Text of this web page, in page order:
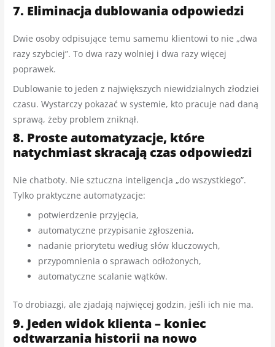
7. Eliminacja dublowania odpowiedzi
Dwie osoby odpisujące temu samemu klientowi to nie „dwa
razy szybciej”. To dwa razy wolniej i dwa razy więcej
poprawek.
Dublowanie to jeden z największych niewidzialnych złodziei
czasu. Wystarczy pokazać w systemie, kto pracuje nad daną
sprawą, żeby problem zniknął.
8. Proste automatyzacje, które
natychmiast skracają czas odpowiedzi
Nie chatboty. Nie sztuczna inteligencja „do wszystkiego”.
Tylko praktyczne automatyzacje:
potwierdzenie przyjęcia,
automatyczne przypisanie zgłoszenia,
nadanie priorytetu według słów kluczowych,
przypomnienia o sprawach odłożonych,
automatyczne scalanie wątków.
To drobiazgi, ale zjadają najwięcej godzin, jeśli ich nie ma.
9. Jeden widok klienta – koniec
odtwarzania historii na nowo